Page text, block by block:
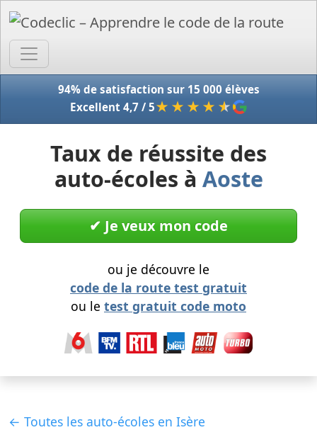
94% de satisfaction sur 15 000 élèves
Excellent 4,7 / 5★★★★ ★
Taux de réussite des
auto-écoles à Aoste
✔︎ Je veux mon code
ou je découvre le
code de la route test gratuit
ou le test gratuit code moto
← Toutes les auto-écoles en Isère